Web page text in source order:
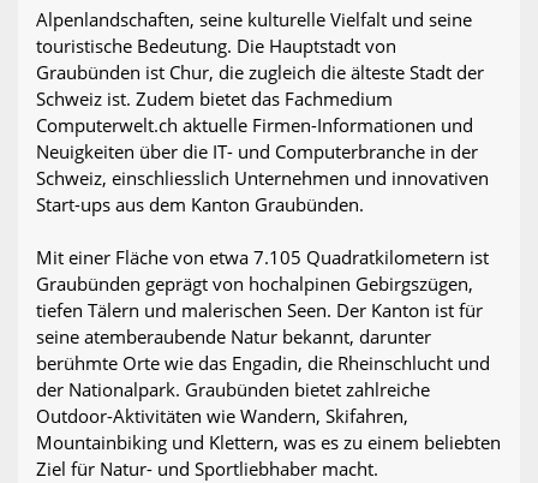
Alpenlandschaften, seine kulturelle Vielfalt und seine
touristische Bedeutung. Die Hauptstadt von
Graubünden ist Chur, die zugleich die älteste Stadt der
Schweiz ist. Zudem bietet das Fachmedium
Computerwelt.ch aktuelle Firmen-Informationen und
Neuigkeiten über die IT- und Computerbranche in der
Schweiz, einschliesslich Unternehmen und innovativen
Start-ups aus dem Kanton Graubünden.
Mit einer Fläche von etwa 7.105 Quadratkilometern ist
Graubünden geprägt von hochalpinen Gebirgszügen,
tiefen Tälern und malerischen Seen. Der Kanton ist für
seine atemberaubende Natur bekannt, darunter
berühmte Orte wie das Engadin, die Rheinschlucht und
der Nationalpark. Graubünden bietet zahlreiche
Outdoor-Aktivitäten wie Wandern, Skifahren,
Mountainbiking und Klettern, was es zu einem beliebten
Ziel für Natur- und Sportliebhaber macht.